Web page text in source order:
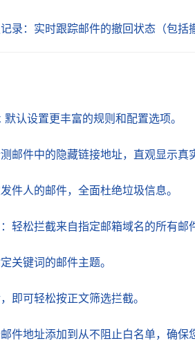
录：实时跟踪邮件的撤回状态（包括
认设置更丰富的规则和配置选项。
邮件中的隐藏链接地址，直观显示真
件人的邮件，全面杜绝垃圾信息。
轻松拦截来自指定邮箱域名的所有邮
关键词的邮件主题。
即可轻松按正文筛选拦截。
件地址添加到从不阻止白名单，确保